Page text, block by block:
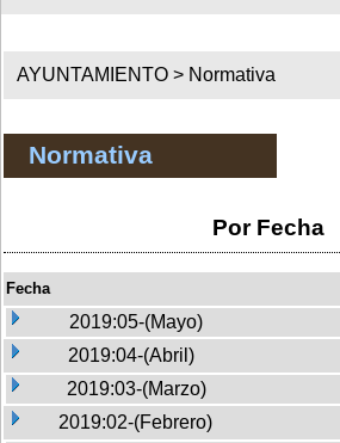
AYUNTAMIENTO > Normativa
Normativa
Por Fecha
Fecha
2019:05-(Mayo)
2019:04-(Abril)
2019:03-(Marzo)
2019:02-(Febrero)